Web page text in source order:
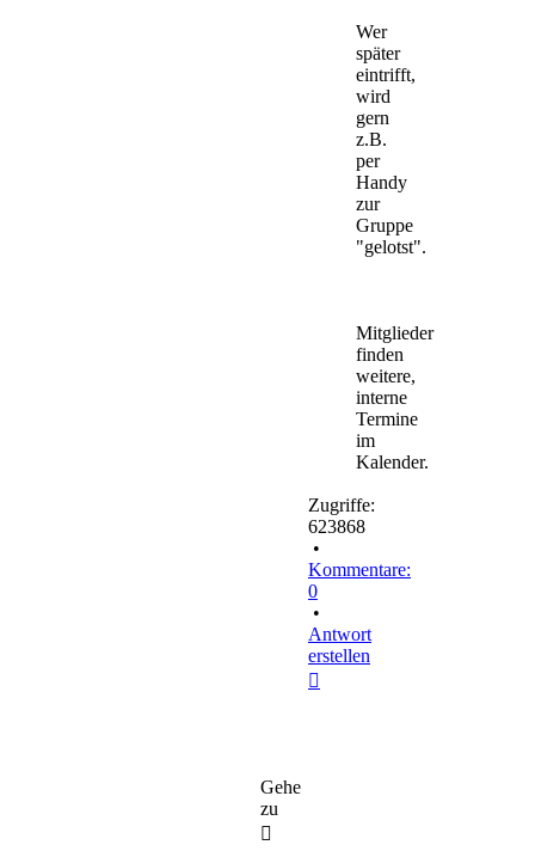
Wer
später
eintrifft,
wird
gern
z.B.
per
Handy
zur
Gruppe
"gelotst".
Mitglieder
finden
weitere,
interne
Termine
im
Kalender.
Zugriffe:
623868
•
Kommentare:
0
•
Antwort
erstellen
Gehe
zu